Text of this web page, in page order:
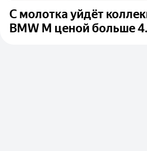
С молотка уйдёт
BMW M ценой больше